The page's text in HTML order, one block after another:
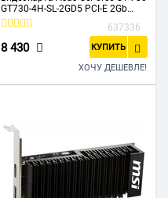
GT730-4H-SL-2GD5 PCI-E 2Gb
GDDR5 902/5010 HDMIx4 HDCP
637336
8 430 КУПИТЬ
ХОЧУ ДЕШЕВЛЕ!